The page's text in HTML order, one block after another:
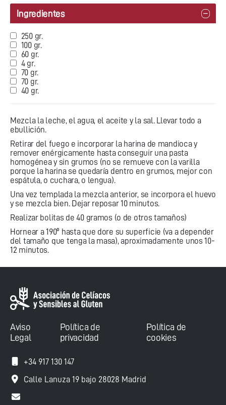
Ingredientes
250 gr.
100 gr.
60 gr.
4 gr.
70 gr.
70 gr.
40 gr.
Mezcla la leche, el agua, el aceite y la sal. Llevar todo a
ebullición.
Retirar del fuego e incorporar la harina de mandioca y
remover enérgicamente hasta conseguir una pasta
homogénea y sin grumos (no se remueve con la varilla
porque la harina se quedaría dentro en grumos, mejor con
espátula, o cuchara, o lengua).
Una vez templada la mezcla anterior, se incorpora el huevo
y se mezcla bien. Dejar reposar 10 minutos.
Realizar bolitas de 40 gramos (o de otros tamaños)
Hornear a 190º hasta que dore su superficie (va a depender
del tamaño que tenga la masa), aproximadamente unos 10-
12 minutos.
Aviso
Legal
Política de
privacidad
Política de
cookies
+34 917 130 147
Calle Lanuza 19 bajo 28028 Madrid